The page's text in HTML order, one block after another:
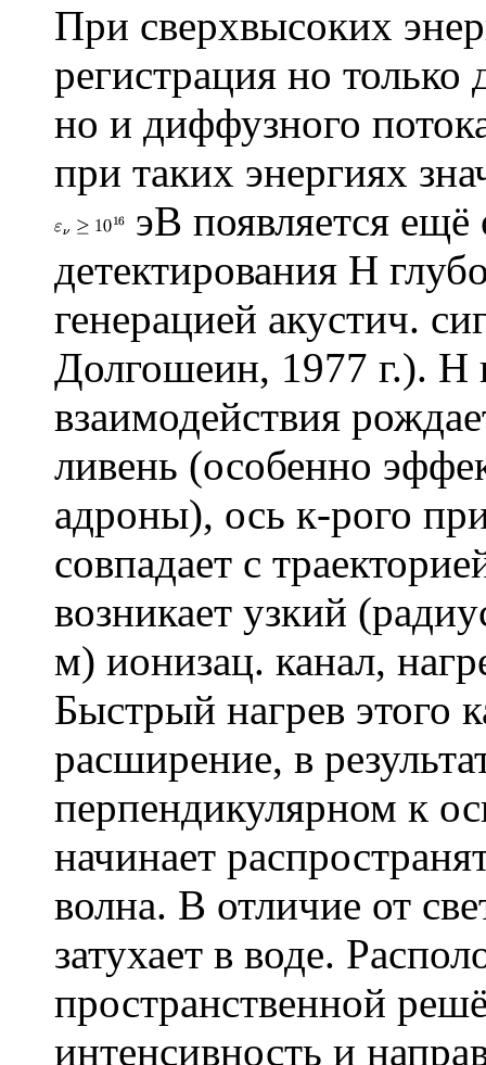
При сверхвысоких
регистрация но
но и диффузного
при таких энергиях
эВ появляется
детектирования Н
генерацией акустич.
Долгошеин, 1977 г.). Н
взаимодействия
ливень (особенно
адроны), ось к-рого
совпадает с
возникает узкий
м) ионизац. канал,
Быстрый нагрев этого
расширение, в
перпендикулярном к
начинает
волна. В отличие от
затухает в воде.
пространственной
интенсивность и